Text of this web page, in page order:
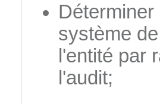
système
l'entité par
l'audit;